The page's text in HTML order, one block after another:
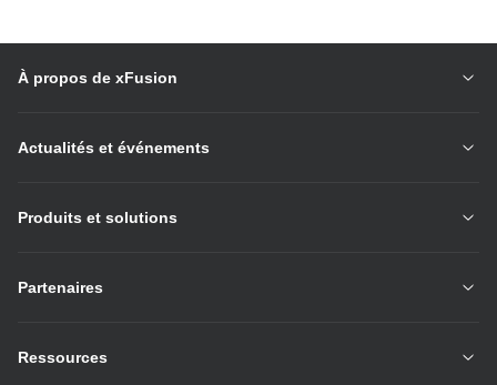
À propos de xFusion
Actualités et événements
Produits et solutions
Partenaires
Ressources